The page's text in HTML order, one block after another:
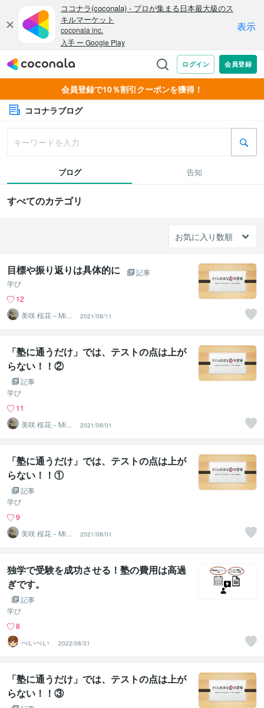
会員登録で10％割引クーポンを獲得！
ココナラブログ
ブログ 告知
すべてのカテゴリ
目標や振り返りは具体的に
記事
学び
12
美咲 桜花－Misa
ki Ohka－
2021/08/11
「塾に通うだけ」では、テストの点は上が
らない！！②
記事
学び
11
美咲 桜花－Misa
ki Ohka－
2021/08/01
「塾に通うだけ」では、テストの点は上が
らない！！①
記事
学び
9
美咲 桜花－Misa
ki Ohka－
2021/08/01
独学で受験を成功させる！塾の費用は高過
ぎです。
記事
学び
8
ぺいぺい_
2022/08/31
「塾に通うだけ」では、テストの点は上が
らない！！③